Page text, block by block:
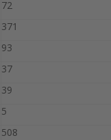
72
371
93
37
39
5
508